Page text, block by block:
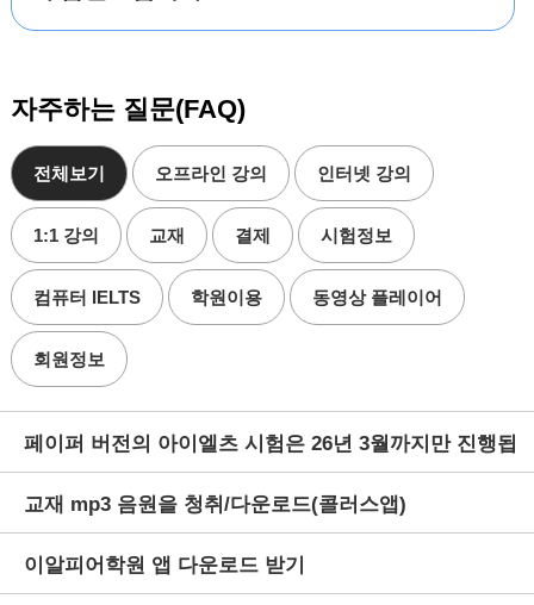
자주하는 질문(FAQ)
전체보기 오프라인 강의 인터넷 강의
1:1 강의 교재 결제 시험정보
컴퓨터 IELTS 학원이용 동영상 플레이어
회원정보
페이퍼 버전의 아이엘츠 시험은 26년 3월까지만 진행됩
니다.
교재 mp3 음원을 청취/다운로드(콜러스앱)
이알피어학원 앱 다운로드 받기